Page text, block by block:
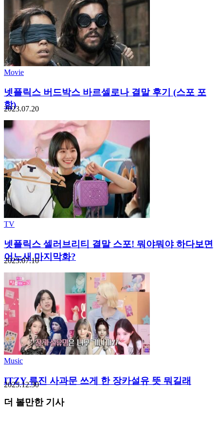
Movie
넷플릭스 버드박스 바르셀로나 결말 후기 (스포 포
함)
2023.07.20
TV
넷플릭스 셀러브리티 결말 스포! 뭐야뭐야 하다보면
어느새 마지막화?
2023.07.10
Music
ITZY 류진 사과문 쓰게 한 장카설유 뜻 뭐길래
2025.12.30
더 볼만한 기사